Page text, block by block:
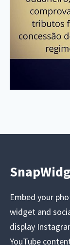
Embed your
widget and
display
YouTube